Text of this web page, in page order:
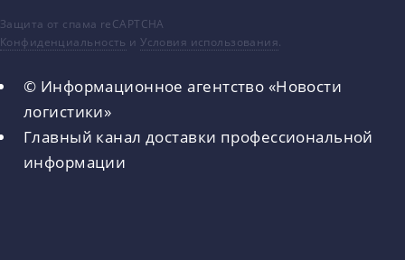
Защита от спама reCAPTCHA
Конфиденциальность иУсловия использования.
© Информационное агентство «Новости
логистики»
Главный канал доставки профессиональной
информации